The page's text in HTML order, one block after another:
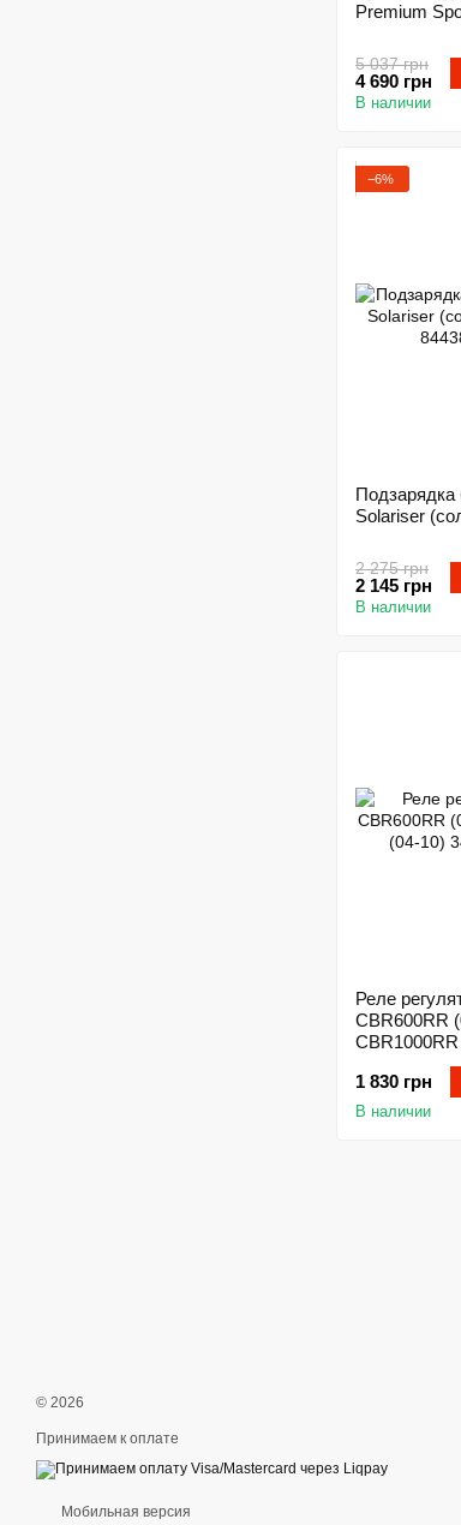
Premium
5 037 грн
4 690 грн
В наличии
−6%
Подзарядка
Solariser
2 275 грн
2 145 грн
В наличии
Реле
CBR600RR
1 830 грн
В наличии
© 2026
Принимаем к оплате
Мобильная версия